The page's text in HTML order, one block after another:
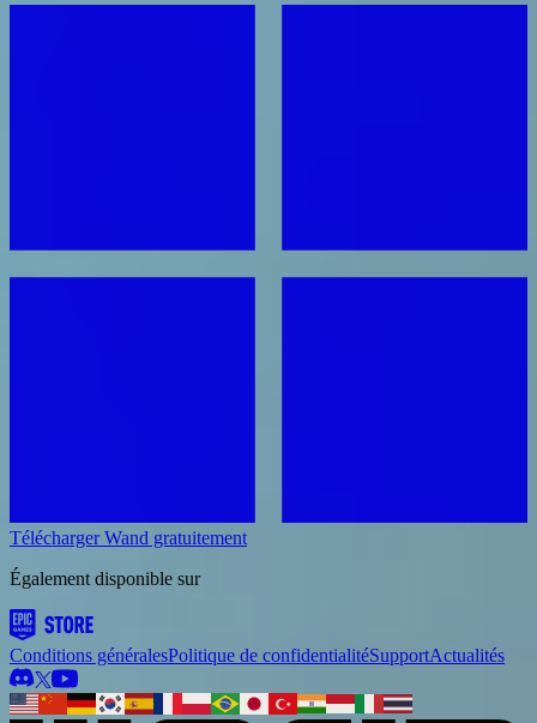
Télécharger Wand gratuitement
Également disponible sur
Conditions généralesPolitique de confidentialitéSupportActualités